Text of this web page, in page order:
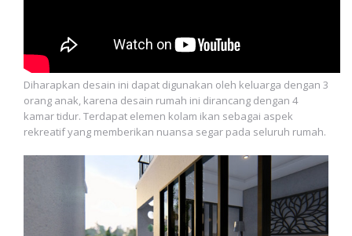
Diharapkan desain ini dapat digunakan oleh keluarga dengan 3
orang anak, karena desain rumah ini dirancang dengan 4
kamar tidur. Terdapat elemen kolam ikan sebagai aspek
rekreatif yang memberikan nuansa segar pada seluruh rumah.